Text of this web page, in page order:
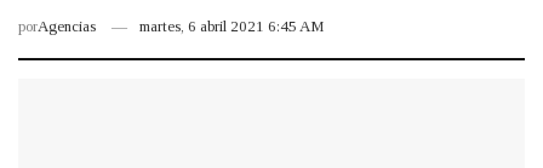
porAgencias martes, 6 abril 2021 6:45 AM